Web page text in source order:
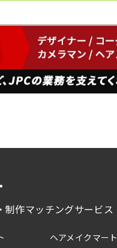
制作マッチングサービス
ヘアメイクマート